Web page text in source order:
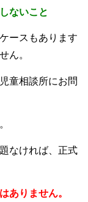
ないこと
ースもあります
ん。
童相談所にお問
なければ、正式
ありません。